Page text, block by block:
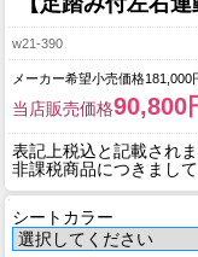
w21-390
メーカー希望小売価格181,000
当店販売価格90,800
表記上税込と記載されま
非課税商品につきまし
シートカラー